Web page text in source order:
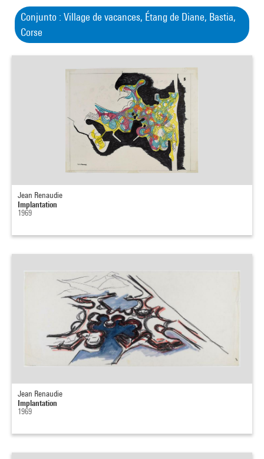
Conjunto : Village de vacances, Étang de Diane, Bastia,
Corse
Jean Renaudie
Implantation
1969
Jean Renaudie
Implantation
1969